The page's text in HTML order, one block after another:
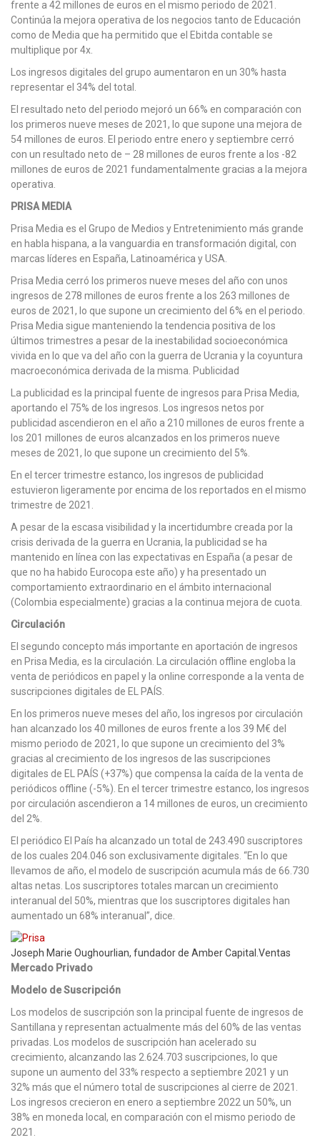
frente a 42 millones de euros en el mismo periodo de 2021.
Continúa la mejora operativa de los negocios tanto de Educación
como de Media que ha permitido que el Ebitda contable se
multiplique por 4x.
Los ingresos digitales del grupo aumentaron en un 30% hasta
representar el 34% del total.
El resultado neto del periodo mejoró un 66% en comparación con
los primeros nueve meses de 2021, lo que supone una mejora de
54 millones de euros. El periodo entre enero y septiembre cerró
con un resultado neto de – 28 millones de euros frente a los -82
millones de euros de 2021 fundamentalmente gracias a la mejora
operativa.
PRISA MEDIA
Prisa Media es el Grupo de Medios y Entretenimiento más grande
en habla hispana, a la vanguardia en transformación digital, con
marcas líderes en España, Latinoamérica y USA.
Prisa Media cerró los primeros nueve meses del año con unos
ingresos de 278 millones de euros frente a los 263 millones de
euros de 2021, lo que supone un crecimiento del 6% en el periodo.
Prisa Media sigue manteniendo la tendencia positiva de los
últimos trimestres a pesar de la inestabilidad socioeconómica
vivida en lo que va del año con la guerra de Ucrania y la coyuntura
macroeconómica derivada de la misma. Publicidad
La publicidad es la principal fuente de ingresos para Prisa Media,
aportando el 75% de los ingresos. Los ingresos netos por
publicidad ascendieron en el año a 210 millones de euros frente a
los 201 millones de euros alcanzados en los primeros nueve
meses de 2021, lo que supone un crecimiento del 5%.
En el tercer trimestre estanco, los ingresos de publicidad
estuvieron ligeramente por encima de los reportados en el mismo
trimestre de 2021.
A pesar de la escasa visibilidad y la incertidumbre creada por la
crisis derivada de la guerra en Ucrania, la publicidad se ha
mantenido en línea con las expectativas en España (a pesar de
que no ha habido Eurocopa este año) y ha presentado un
comportamiento extraordinario en el ámbito internacional
(Colombia especialmente) gracias a la continua mejora de cuota.
Circulación
El segundo concepto más importante en aportación de ingresos
en Prisa Media, es la circulación. La circulación offline engloba la
venta de periódicos en papel y la online corresponde a la venta de
suscripciones digitales de EL PAÍS.
En los primeros nueve meses del año, los ingresos por circulación
han alcanzado los 40 millones de euros frente a los 39 M€ del
mismo periodo de 2021, lo que supone un crecimiento del 3%
gracias al crecimiento de los ingresos de las suscripciones
digitales de EL PAÍS (+37%) que compensa la caída de la venta de
periódicos offline (-5%). En el tercer trimestre estanco, los ingresos
por circulación ascendieron a 14 millones de euros, un crecimiento
del 2%.
El periódico El País ha alcanzado un total de 243.490 suscriptores
de los cuales 204.046 son exclusivamente digitales. “En lo que
llevamos de año, el modelo de suscripción acumula más de 66.730
altas netas. Los suscriptores totales marcan un crecimiento
interanual del 50%, mientras que los suscriptores digitales han
aumentado un 68% interanual”, dice.
Joseph Marie Oughourlian, fundador de Amber Capital.Ventas
Mercado Privado
Modelo de Suscripción
Los modelos de suscripción son la principal fuente de ingresos de
Santillana y representan actualmente más del 60% de las ventas
privadas. Los modelos de suscripción han acelerado su
crecimiento, alcanzando las 2.624.703 suscripciones, lo que
supone un aumento del 33% respecto a septiembre 2021 y un
32% más que el número total de suscripciones al cierre de 2021.
Los ingresos crecieron en enero a septiembre 2022 un 50%, un
38% en moneda local, en comparación con el mismo periodo de
2021.